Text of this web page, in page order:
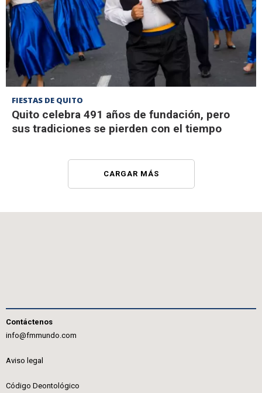
FIESTAS DE QUITO
Quito celebra 491 años de fundación, pero
sus tradiciones se pierden con el tiempo
CARGAR MÁS
Contáctenos
info@fmmundo.com
Aviso legal
Código Deontológico